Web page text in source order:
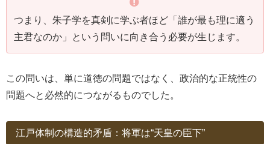
つまり、朱子学を真剣に学ぶ者ほど「誰が最も理に適う
主君なのか」という問いに向き合う必要が生じます。
この問いは、単に道徳の問題ではなく、政治的な正統性の
問題へと必然的につながるものでした。
江戸体制の構造的矛盾：将軍は“天皇の臣下”